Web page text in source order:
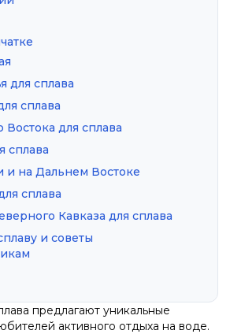
для сплава
сплава
для сплава
сплава
и на Дальнем Востоке
сплава
Кавказа для сплава
и советы
предлагают уникальные
активного отдыха на воде.